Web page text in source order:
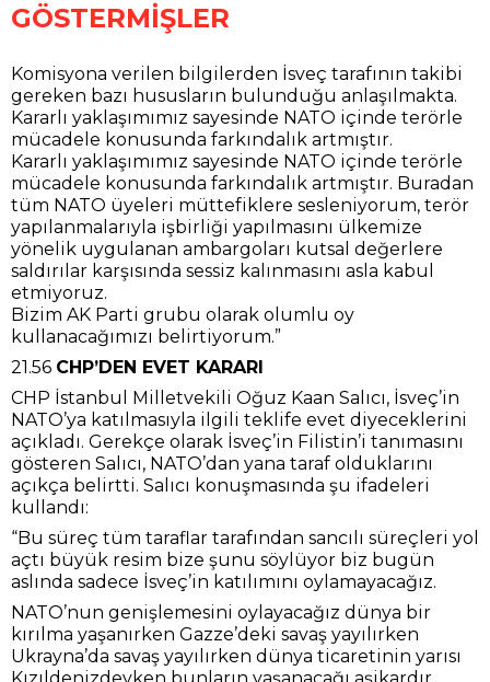
GÖSTERMİŞLER
Komisyona verilen bilgilerden İsveç tarafının takibi
gereken bazı hususların bulunduğu anlaşılmakta.
Kararlı yaklaşımımız sayesinde NATO içinde terörle
mücadele konusunda farkındalık artmıştır.
Kararlı yaklaşımımız sayesinde NATO içinde terörle
mücadele konusunda farkındalık artmıştır. Buradan
tüm NATO üyeleri müttefiklere sesleniyorum, terör
yapılanmalarıyla işbirliği yapılmasını ülkemize
yönelik uygulanan ambargoları kutsal değerlere
saldırılar karşısında sessiz kalınmasını asla kabul
etmiyoruz.
Bizim AK Parti grubu olarak olumlu oy
kullanacağımızı belirtiyorum.”
21.56 CHP’DEN EVET KARARI
CHP İstanbul Milletvekili Oğuz Kaan Salıcı, İsveç’in
NATO’ya katılmasıyla ilgili teklife evet diyeceklerini
açıkladı. Gerekçe olarak İsveç’in Filistin’i tanımasını
gösteren Salıcı, NATO’dan yana taraf olduklarını
açıkça belirtti. Salıcı konuşmasında şu ifadeleri
kullandı:
“Bu süreç tüm taraflar tarafından sancılı süreçleri yol
açtı büyük resim bize şunu söylüyor biz bugün
aslında sadece İsveç’in katılımını oylamayacağız.
NATO’nun genişlemesini oylayacağız dünya bir
kırılma yaşanırken Gazze’deki savaş yayılırken
Ukrayna’da savaş yayılırken dünya ticaretinin yarısı